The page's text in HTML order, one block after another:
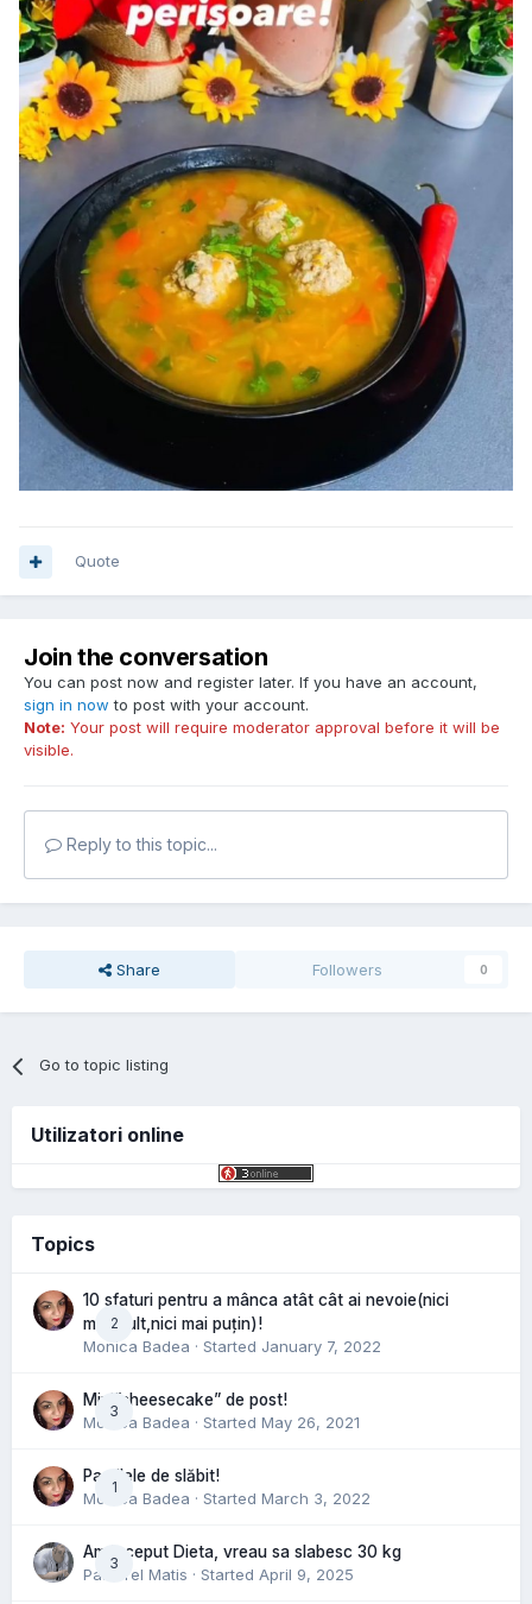
Quote
Join the conversation
You can post now and register later. If you have an account,
sign in now to post with your account.
Note: Your post will require moderator approval before it will be
visible.
Reply to this topic...
Share Followers 0
Go to topic listing
Utilizatori online
Topics
2
10 sfaturi pentru a mânca atât cât ai nevoie(nici
mai mult,nici mai puțin)!
Monica Badea · Started January 7, 2022
3
Mini”cheesecake” de post!
Monica Badea · Started May 26, 2021
1
Pastilele de slăbit!
Monica Badea · Started March 3, 2022
3
Am inceput Dieta, vreau sa slabesc 30 kg
Pastorel Matis · Started April 9, 2025